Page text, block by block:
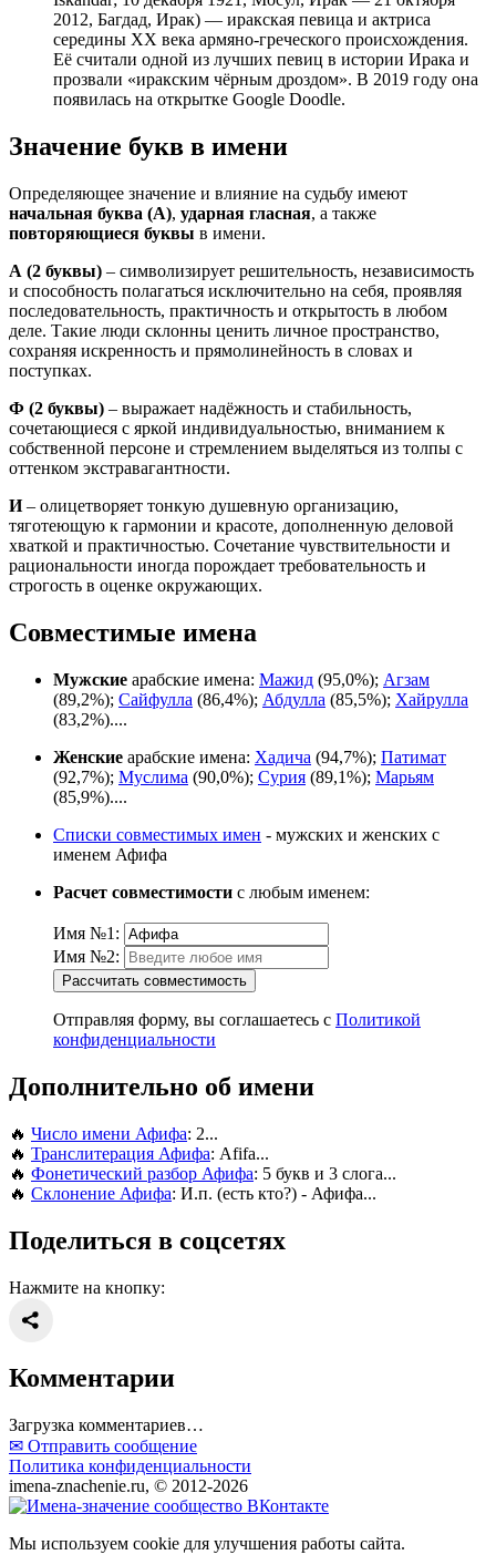
2012, Багдад, Ирак) — иракская певица и актриса
середины XX века армяно-греческого происхождения.
Её считали одной из лучших певиц в истории Ирака и
прозвали «иракским чёрным дроздом». В 2019 году она
появилась на открытке Google Doodle.
Значение букв в имени
Определяющее значение и влияние на судьбу имеют
начальная буква (А), ударная гласная, а также
повторяющиеся буквы в имени.
А (2 буквы) – символизирует решительность, независимость
и способность полагаться исключительно на себя, проявляя
последовательность, практичность и открытость в любом
деле. Такие люди склонны ценить личное пространство,
сохраняя искренность и прямолинейность в словах и
поступках.
Ф (2 буквы) – выражает надёжность и стабильность,
сочетающиеся с яркой индивидуальностью, вниманием к
собственной персоне и стремлением выделяться из толпы с
оттенком экстравагантности.
И– олицетворяет тонкую душевную организацию,
тяготеющую к гармонии и красоте, дополненную деловой
хваткой и практичностью. Сочетание чувствительности и
рациональности иногда порождает требовательность и
строгость в оценке окружающих.
Совместимые имена
Мужские арабские имена: Мажид (95,0%); Агзам
(89,2%); Сайфулла (86,4%); Абдулла (85,5%); Хайрулла
(83,2%)....
Женские арабские имена: Хадича (94,7%); Патимат
(92,7%); Муслима (90,0%); Сурия (89,1%); Марьям
(85,9%)....
Списки совместимых имен - мужских и женских с
именем Афифа
Расчет совместимости с любым именем:
Имя №1:
Имя №2:
Рассчитать совместимость
Отправляя форму, вы соглашаетесь с Политикой
конфиденциальности
Дополнительно об имени
🔥 Число имени Афифа: 2...
🔥 Транслитерация Афифа: Afifa...
🔥 Фонетический разбор Афифа: 5 букв и 3 слога...
🔥 Склонение Афифа: И.п. (есть кто?) - Афифа...
Поделиться в соцсетях
Нажмите на кнопку:
Комментарии
Загрузка комментариев…
✉ Отправить сообщение
Политика конфиденциальности
imena-znachenie.ru, © 2012-2026
Мы используем cookie для улучшения работы сайта.